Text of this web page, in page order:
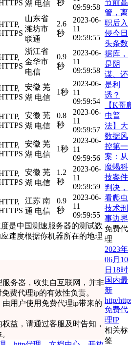
湖 电信
秒
09:59:58
山东省
潍坊市
联通
2.6
秒
2023-06-
11
09:59:55
浙江省
金华市
电信
0.9
秒
2023-06-
11
09:59:58
安徽 芜
湖 电信
1秒
2023-06-
11
09:59:54
安徽 芜
湖 电信
0.8
秒
2023-06-
11
09:59:57
安徽 芜
湖 电信
1秒
2023-06-
11
09:59:56
安徽 芜
湖 电信
1.2
秒
2023-06-
11
09:59:59
江苏 南
通 电信
0.9
秒
2023-06-
11
09:59:55
是中国测速服务器的测试数
速度根据你机器所在的地理
务器，收集自互联网，并非
费代理ip的有效性负责。
用户使用免费代理ip带来的
益，请通过客服及时告知，
节前高
管，离
职后入
侵今日
头条数
据库，
是阴
谋、还
是利
诱？
【K哥
虫普
法】大
数据风
控第一
案：从
魔蝎科
技案件
判决，
看爬虫
技术刑
事边界
免费代
理
2023年
06月10
日18时
国内最
新
http/
免费代
理IP
相关标
签